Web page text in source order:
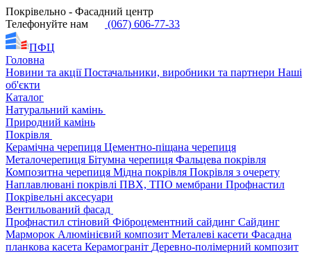
Покрівельно - Фасадний центр
Телефонуйте нам
(067) 606-77-33
ПФЦ
Головна
Новини та акціїПостачальники, виробники та партнери Наші
об'єкти
Каталог
Натуральний камінь
Природний камінь
Покрівля
Керамічна черепиця Цементно-піщана черепиця
Металочерепиця Бітумна черепиця Фальцева покрівля
Композитна черепиця Мідна покрівля Покрівля з очерету
Наплавлювані покрівлі ПВХ, ТПО мембрани Профнастил
Покрівельні аксесуари
Вентильований фасад
Профнастил стіновий Фіброцементний сайдинг Сайдинг
Марморок Алюмінієвий композит Металеві касети Фасадна
планкова касета Керамограніт Деревно-полімерний композит